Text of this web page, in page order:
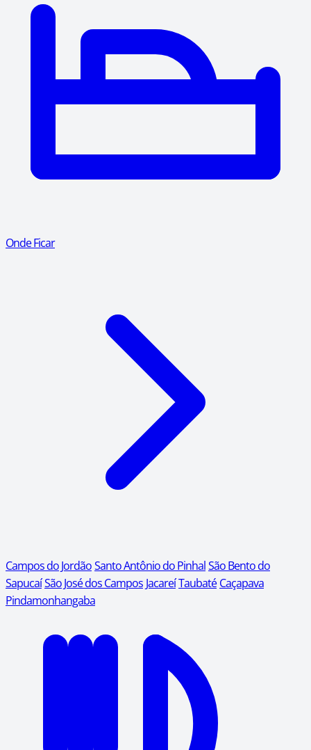
Onde Ficar
Campos do JordãoSanto Antônio do PinhalSão Bento do
SapucaíSão José dos Campos JacareíTaubaté Caçapava
Pindamonhangaba